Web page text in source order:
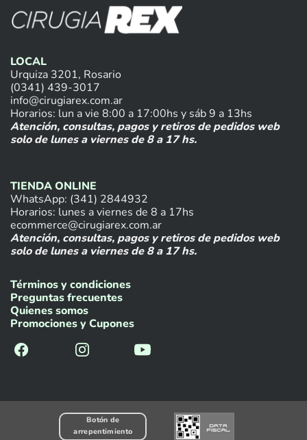
LOCAL
Urquiza 3201, Rosario
(0341) 439-3017
info@cirugiarex.com.ar
Horarios: lun a vie 8:00 a 17:00hs y sáb 9 a 13hs
Atención, consultas, pagos y retiros de pedidos web
solo de lunes a viernes de 8 a 17 hs.
TIENDA ONLINE
WhatsApp: (341) 2844932
Horarios: lunes a viernes de 8 a 17hs
ecommerce@cirugiarex.com.ar
Atención, consultas, pagos y retiros de pedidos web
solo de lunes a viernes de 8 a 17 hs.
Términos y condiciones
Preguntas frecuentes
Quienes somos
Promociones y Cupones
Botón de
arrepentimiento